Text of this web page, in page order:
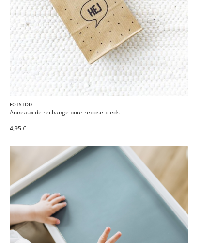
FOTSTÖD
Anneaux de rechange pour repose-pieds
4,95 €